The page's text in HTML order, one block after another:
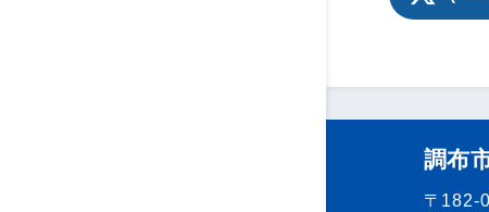
調布
〒182-